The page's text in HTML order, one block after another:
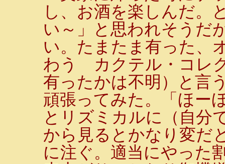
し、お酒を楽しんだ。
い～」と思われそうだ
い。たまたま有った、
わう カクテル・コレ
有ったかは不明）と言
頑張ってみた。「ほー
とリズミカルに（自分
から見るとかなり変だ
に注ぐ。適当にやった